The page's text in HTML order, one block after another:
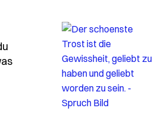
deine-spuren-sind-ueberall-